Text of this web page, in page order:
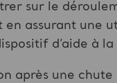
sur le
en assurant une
d’aide à
après une chute